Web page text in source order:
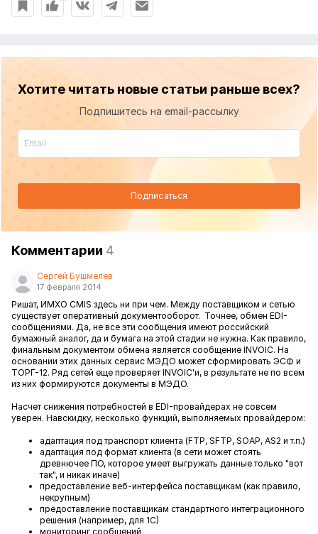
Хотите читать новые статьи раньше всех?
Подпишитесь на email-рассылку
Подписаться
Комментарии 4
Сергей Бушмелев
17 февраля 2014
Ришат, ИМХО CMIS здесь ни при чем. Между поставщиком и сетью
существует оперативный документооборот. Точнее, обмен EDI-
сообщениями. Да, не все эти сообщения имеют российский
бумажный аналог, да и бумага на этой стадии не нужна. Как правило,
финальным документом обмена является сообщение INVOIC. На
основании этих данных сервис МЭДО может сформировать ЭСФ и
ТОРГ-12. Ряд сетей еще проверяет INVOIC'и, в результате не по всем
из них формируются документы в МЭДО.
Насчет снижения потребностей в EDI-провайдерах не совсем
уверен. Навскидку, несколько функций, выполняемых провайдером:
адаптация под транспорт клиента (FTP, SFTP, SOAP, AS2 и т.п.)
адаптация под формат клиента (в сети может стоять
древнючее ПО, которое умеет выгружать данные только "вот
так", и никак иначе)
предоставление веб-интерфейса поставщикам (как правило,
некрупным)
предоставление поставщикам стандартного интеграционного
решения (например, для 1С)
мониторинг сообщений